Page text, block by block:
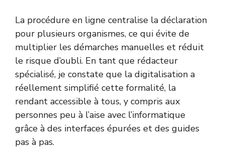
La procédure en ligne centralise la déclaration
pour plusieurs organismes, ce qui évite de
multiplier les démarches manuelles et réduit
le risque d’oubli. En tant que rédacteur
spécialisé, je constate que la digitalisation a
réellement simplifié cette formalité, la
rendant accessible à tous, y compris aux
personnes peu à l’aise avec l’informatique
grâce à des interfaces épurées et des guides
pas à pas.